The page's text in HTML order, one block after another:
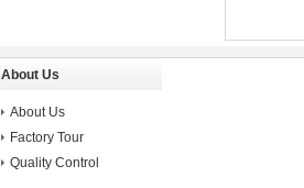
About Us
About Us
Factory Tour
Quality Control